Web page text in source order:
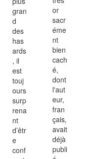
gran
d
des
has
ards
, il
est
touj
ours
surp
rena
nt
d’êtr
e
conf
or
sacr
éme
nt
bien
cach
é,
dont
l'aut
eur,
fran
çais,
avait
déjà
publi